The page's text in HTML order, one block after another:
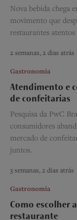
Nova bebida chega
movimento que
restaurantes
2 semanas, 2 dias atrás
Gastronomia
Atendimento e
de confeitarias
Pesquisa da PwC
consumidores
mercado de
juntos.
3 semanas, 2 dias atrás
Gastronomia
Como escolher
restaurante